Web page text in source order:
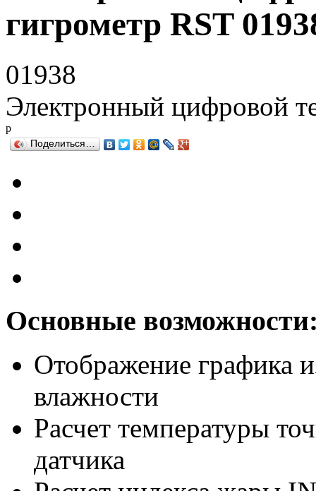
гигрометр RST
01938
Электронный цифровой
р
Поделиться…
Основные
Отображение графика
влажности
Расчет температуры
датчика